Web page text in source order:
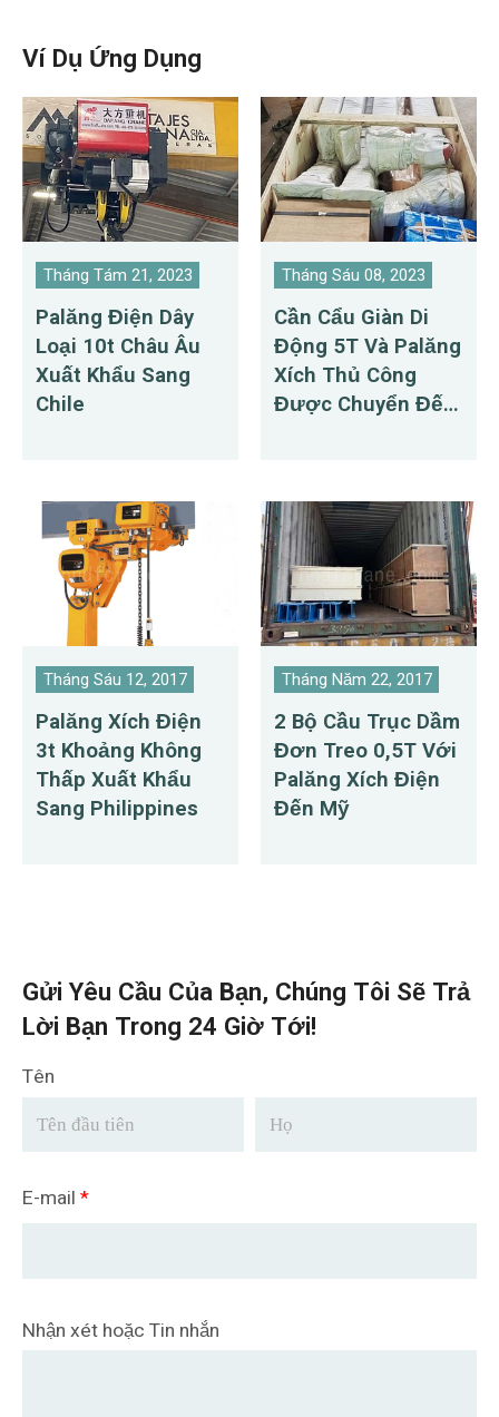
Ví Dụ Ứng Dụng
Tháng Tám 21, 2023
Palăng Điện Dây
Loại 10t Châu Âu
Xuất Khẩu Sang
Chile
Tháng Sáu 08, 2023
Cần Cẩu Giàn Di
Động 5T Và Palăng
Xích Thủ Công
Được Chuyển Đến
Tháng Sáu 12, 2017
Palăng Xích Điện
3t Khoảng Không
Thấp Xuất Khẩu
Sang Philippines
Tháng Năm 22, 2017
2 Bộ Cầu Trục Dầm
Đơn Treo 0,5T Với
Palăng Xích Điện
Đến Mỹ
Gửi Yêu Cầu Của Bạn, Chúng Tôi Sẽ Trả
Lời Bạn Trong 24 Giờ Tới!
Tên
E-mail *
Nhận xét hoặc Tin nhắn